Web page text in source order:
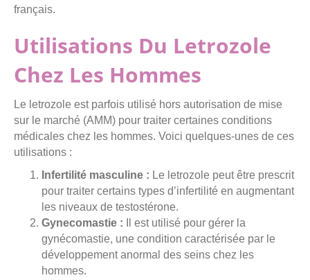
français.
Utilisations Du Letrozole
Chez Les Hommes
Le letrozole est parfois utilisé hors autorisation de mise
sur le marché (AMM) pour traiter certaines conditions
médicales chez les hommes. Voici quelques-unes de ces
utilisations :
Infertilité masculine : Le letrozole peut être prescrit
pour traiter certains types d’infertilité en augmentant
les niveaux de testostérone.
Gynecomastie : Il est utilisé pour gérer la
gynécomastie, une condition caractérisée par le
développement anormal des seins chez les
hommes.